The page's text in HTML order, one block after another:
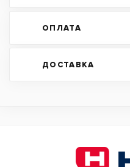
ОПЛАТА
ДОСТАВКА